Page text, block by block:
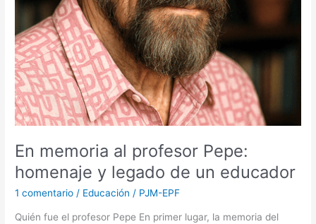
En memoria al profesor Pepe:
homenaje y legado de un educador
1 comentario / Educación / PJM-EPF
Quién fue el profesor Pepe En primer lugar, la memoria del